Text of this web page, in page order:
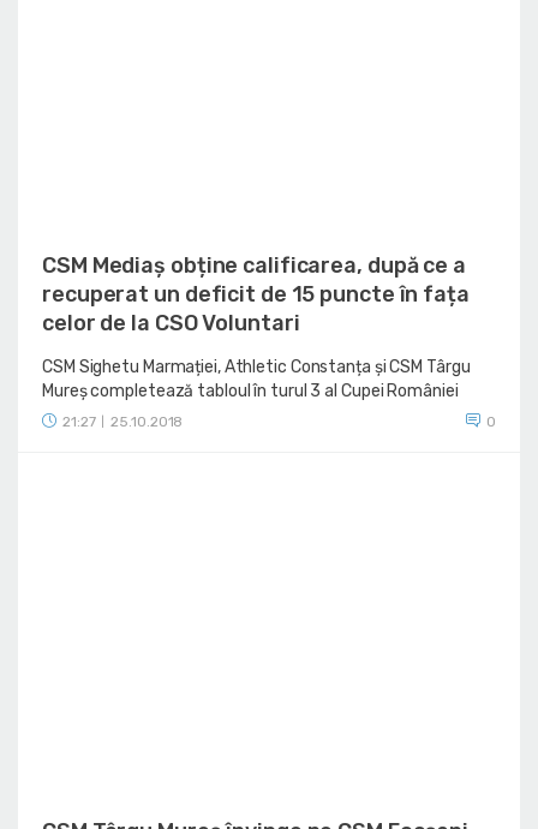
CSM Mediaș obține calificarea, după ce a
recuperat un deficit de 15 puncte în fața
celor de la CSO Voluntari
CSM Sighetu Marmației, Athletic Constanța și CSM Târgu
Mureș completează tabloul în turul 3 al Cupei României
21:27 25.10.2018 0